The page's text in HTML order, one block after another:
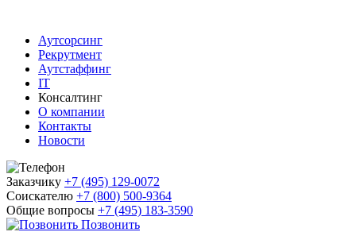
Аутсорсинг
Рекрутмент
Аутстаффинг
IT
Консалтинг
О компании
Контакты
Новости
Заказчику +7 (495) 129-0072
Соискателю +7 (800) 500-9364
Общие вопросы +7 (495) 183-3590
Позвонить